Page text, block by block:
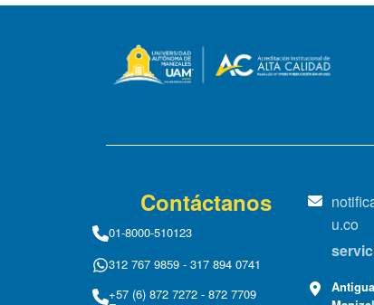
Contáctanos
01-8000-510123
312 767 9859 - 317 894 0741
+57 (6) 872 7272 - 872 7709
u.co